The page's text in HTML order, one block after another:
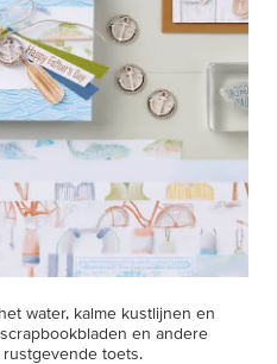
water, kalme kustlijnen en
en andere
toets.